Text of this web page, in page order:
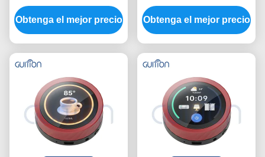
de control principal de
400 MHz en el módulo
de visualización ESP32
transmisión de puertos
serie 2400-921600
Obtenga el mejor precio
MHz ESP32 Modulo de
visualización con 320
pulgadas de brillo y 800
Obtenga el mejor precio